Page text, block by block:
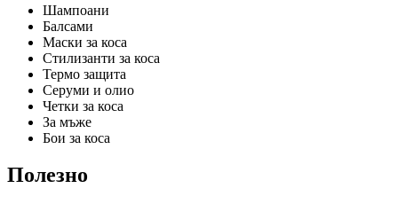
Шампоани
Балсами
Маски за коса
Стилизанти за коса
Термо защита
Серуми и олио
Четки за коса
За мъже
Бои за коса
Полезно